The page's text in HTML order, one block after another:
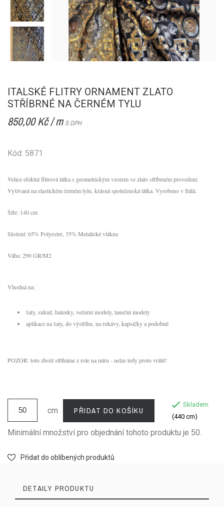
ITALSKÉ FLITRY ORNAMENT ZLATO
STŘÍBRNÉ NA ČERNÉM TYLU
850,00 Kč / m S DPH
Kód: 5871
Velice efektní flitrová látka s geometrickým vzorem ve zlato stříbrném provedení.
Vyšívaná na elastickém černém tylu, krásná společenská látka. Vyrobeno v Itálii.
Šíře: 140 cm
Složení: 65% Polyester, 35% Metalické vlákna
Váha: 290 GR/M2
Vhodná na:
šaty, sukně, halenky, večerní modely, taneční modely
aplikace na šaty, do výstřihu, na rukávy, kapsičky a podobně
POZOR: toto zboží stříháme z role na míru - nelze tedy proto vrátit!
cm PŘIDAT DO KOŠÍKU
Skladem
(440 cm)
Minimální množství pro objednání tohoto produktu je 50.
Přidat do oblíbených produktů
DETAILY PRODUKTU